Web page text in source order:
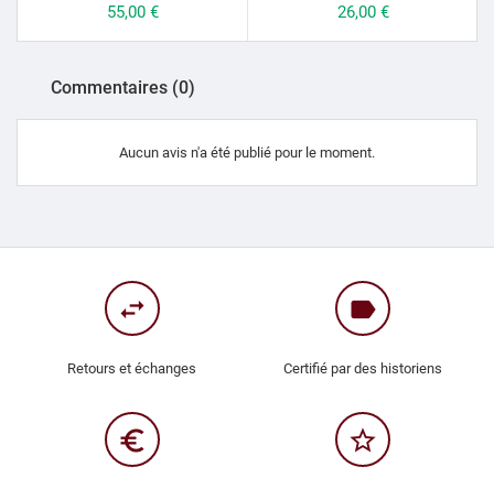
Prix
55,00 € Prix
26,00 €
Commentaires (0)
Aucun avis n'a été publié pour le moment.
swap_horiz
Retours et échanges
label
Certifié par des historiens
euro_symbol star_border